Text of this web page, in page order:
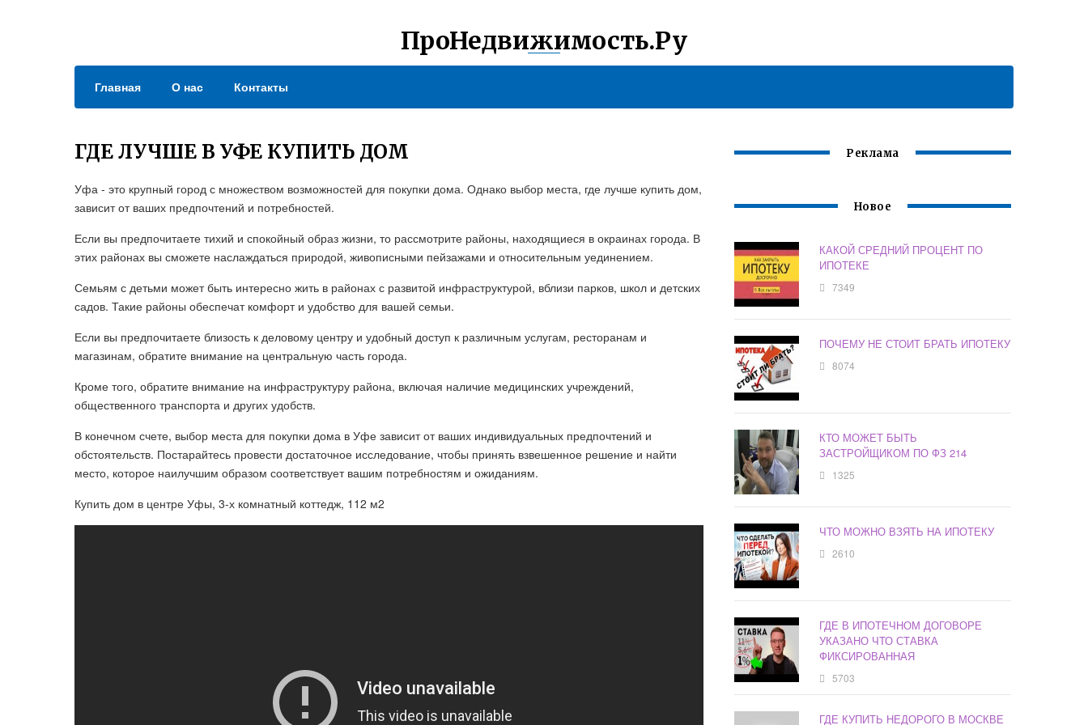
ПроНедвижимость.Ру
Главная О нас Контакты
ГДЕ ЛУЧШЕ В УФЕ КУПИТЬ ДОМ
Уфа - это крупный город с множеством возможностей для покупки дома. Однако выбор места, где лучше купить дом,
зависит от ваших предпочтений и потребностей.
Если вы предпочитаете тихий и спокойный образ жизни, то рассмотрите районы, находящиеся в окраинах города. В
этих районах вы сможете наслаждаться природой, живописными пейзажами и относительным уединением.
Семьям с детьми может быть интересно жить в районах с развитой инфраструктурой, вблизи парков, школ и детских
садов. Такие районы обеспечат комфорт и удобство для вашей семьи.
Если вы предпочитаете близость к деловому центру и удобный доступ к различным услугам, ресторанам и
магазинам, обратите внимание на центральную часть города.
Кроме того, обратите внимание на инфраструктуру района, включая наличие медицинских учреждений,
общественного транспорта и других удобств.
В конечном счете, выбор места для покупки дома в Уфе зависит от ваших индивидуальных предпочтений и
обстоятельств. Постарайтесь провести достаточное исследование, чтобы принять взвешенное решение и найти
место, которое наилучшим образом соответствует вашим потребностям и ожиданиям.
Купить дом в центре Уфы, 3-х комнатный коттедж, 112 м2
Реклама
Новое
КАКОЙ СРЕДНИЙ ПРОЦЕНТ ПО
ИПОТЕКЕ
7349
ПОЧЕМУ НЕ СТОИТ БРАТЬ ИПОТЕКУ
8074
КТО МОЖЕТ БЫТЬ
ЗАСТРОЙЩИКОМ ПО ФЗ 214
1325
ЧТО МОЖНО ВЗЯТЬ НА ИПОТЕКУ
2610
ГДЕ В ИПОТЕЧНОМ ДОГОВОРЕ
УКАЗАНО ЧТО СТАВКА
ФИКСИРОВАННАЯ
5703
ГДЕ КУПИТЬ НЕДОРОГО В МОСКВЕ